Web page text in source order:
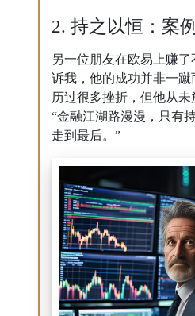
2. 持之以恒：案
另一位朋友在欧易上赚
诉我，他的成功并非一
历过很多挫折，但他从未
“金融江湖路漫漫，只有
走到最后。”